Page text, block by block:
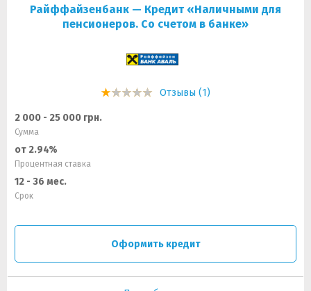
Райффайзенбанк — Кредит «Наличными для
пенсионеров. Со счетом в банке»
Отзывы (1)
2 000 - 25 000 грн.
Сумма
от 2.94%
Процентная ставка
12 - 36 мес.
Срок
Оформить кредит